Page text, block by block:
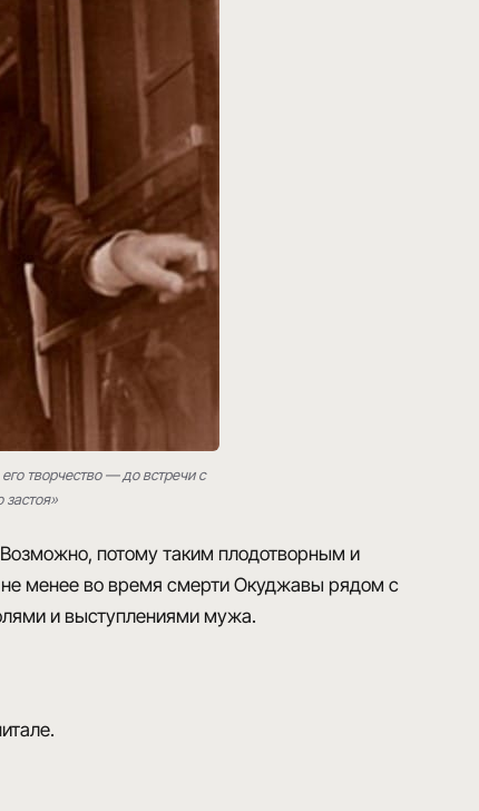
творчество — до встречи с
застоя»
потому таким плодотворным и
менее во время смерти Окуджавы рядом с
и выступлениями мужа.